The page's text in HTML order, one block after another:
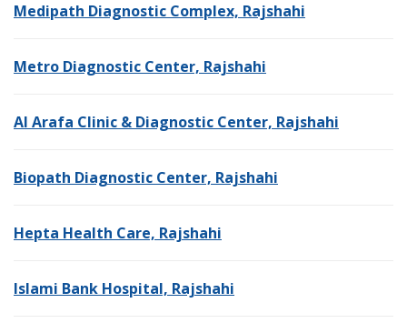
Medipath Diagnostic Complex, Rajshahi
Metro Diagnostic Center, Rajshahi
Al Arafa Clinic & Diagnostic Center, Rajshahi
Biopath Diagnostic Center, Rajshahi
Hepta Health Care, Rajshahi
Islami Bank Hospital, Rajshahi